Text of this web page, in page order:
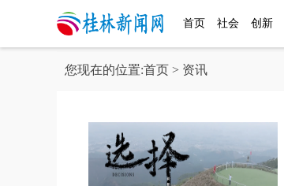
首页 社会 创新
您现在的位置:首页 > 资讯